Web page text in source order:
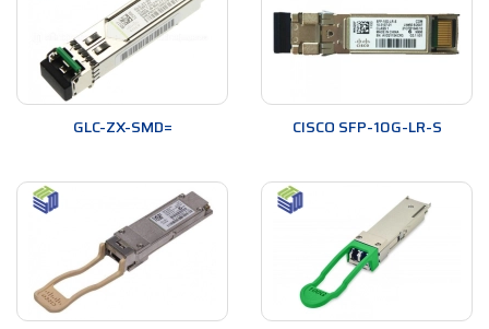
GLC-ZX-SMD= CISCO SFP-10G-LR-S